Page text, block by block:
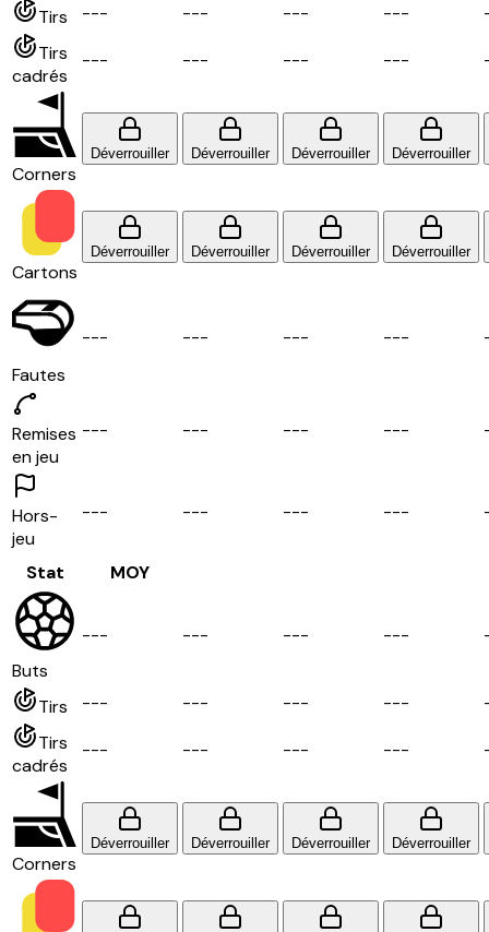
Tirs --- --- --- ---
Tirs
cadrés
--- --- --- ---
Corners
Déverrouiller Déverrouiller Déverrouiller Déverrouiller
Cartons
Déverrouiller Déverrouiller Déverrouiller Déverrouiller
Fautes
--- --- --- ---
Remises
en jeu
--- --- --- ---
Hors-
jeu
--- --- --- ---
Stat MOY
Buts
--- --- --- ---
Tirs --- --- --- ---
Tirs
cadrés
--- --- --- ---
Corners
Déverrouiller Déverrouiller Déverrouiller Déverrouiller